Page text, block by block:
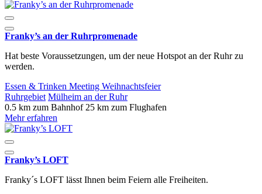
Franky’s an der Ruhrpromenade
Hat beste Voraussetzungen, um der neue Hotspot an der Ruhr zu
werden.
Essen & Trinken Meeting Weihnachtsfeier
Ruhrgebiet Mülheim an der Ruhr
0.5 km zum Bahnhof 25 km zum Flughafen
Mehr erfahren
Franky’s LOFT
Franky´s LOFT lässt Ihnen beim Feiern alle Freiheiten.